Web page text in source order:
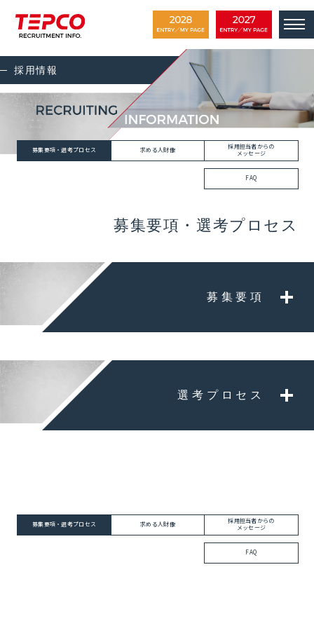
採用情報
募集要項・選考プロセス 求める人財像
採用担当者からの
メッセージ
FAQ
募集要項・選考プロセス
募集要項
選考プロセス
募集要項・選考プロセス 求める人財像
採用担当者からの
メッセージ
FAQ